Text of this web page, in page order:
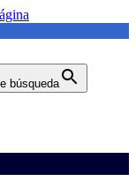
búsqueda